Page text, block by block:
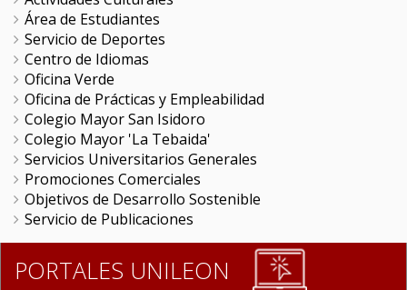
Área de Estudiantes
Servicio de Deportes
Centro de Idiomas
Oficina Verde
Oficina de Prácticas y Empleabilidad
Colegio Mayor San Isidoro
Colegio Mayor 'La Tebaida'
Servicios Universitarios Generales
Promociones Comerciales
Objetivos de Desarrollo Sostenible
Servicio de Publicaciones
PORTALES UNILEON